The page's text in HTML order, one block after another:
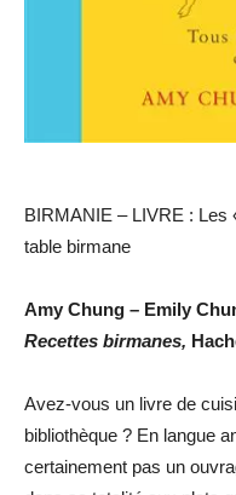
BIRMANIE – LIVRE : Les
table birmane
Amy Chung – Emily
Recettes birmanes,
Avez-vous un livre de
bibliothèque ? En langue
certainement pas un